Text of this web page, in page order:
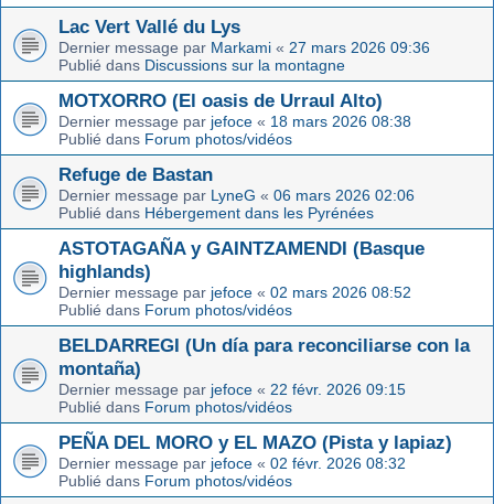
Lac Vert Vallé du Lys
Dernier message par Markami « 27 mars 2026 09:36
Publié dans Discussions sur la montagne
MOTXORRO (El oasis de Urraul Alto)
Dernier message par jefoce « 18 mars 2026 08:38
Publié dans Forum photos/vidéos
Refuge de Bastan
Dernier message par LyneG « 06 mars 2026 02:06
Publié dans Hébergement dans les Pyrénées
ASTOTAGAÑA y GAINTZAMENDI (Basque
highlands)
Dernier message par jefoce « 02 mars 2026 08:52
Publié dans Forum photos/vidéos
BELDARREGI (Un día para reconciliarse con la
montaña)
Dernier message par jefoce « 22 févr. 2026 09:15
Publié dans Forum photos/vidéos
PEÑA DEL MORO y EL MAZO (Pista y lapiaz)
Dernier message par jefoce « 02 févr. 2026 08:32
Publié dans Forum photos/vidéos